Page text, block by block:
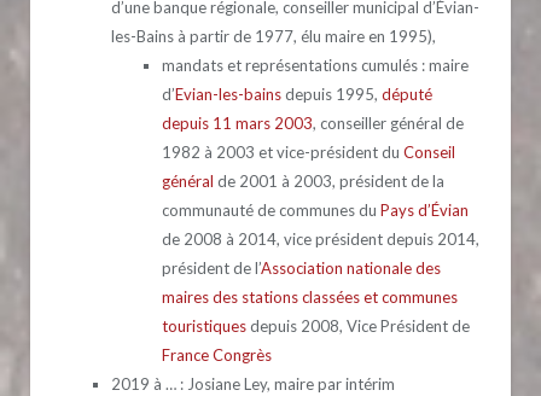
d’une banque régionale, conseiller municipal d’Évian-
les-Bains à partir de 1977, élu maire en 1995),
mandats et représentations cumulés : maire
d’Evian-les-bainsdepuis 1995, député
depuis 11 mars 2003, conseiller général de
1982 à 2003 et vice-président du Conseil
général de 2001 à 2003, président de la
communauté de communes du Pays d’Évian
de 2008 à 2014, vice président depuis 2014,
président de l’Association nationale des
maires des stations classées et communes
touristiquesdepuis 2008, Vice Président de
France Congrès
2019 à … : Josiane Ley, maire par intérim